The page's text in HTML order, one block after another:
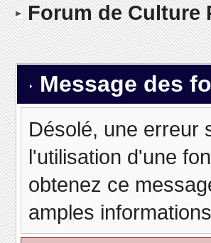
Forum de Culture
Message des
Désolé, une erreur
l'utilisation d'une
obtenez ce
amples